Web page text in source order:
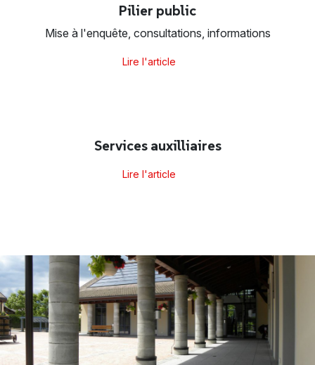
Pilier public
Mise à l'enquête, consultations, informations
Lire l'article
Services auxilliaires
Lire l'article